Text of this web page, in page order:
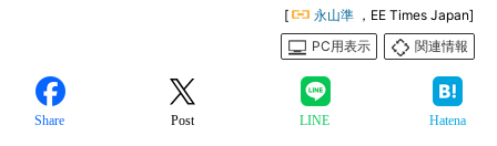
[ 永山準 ，EE Times Japan]
PC用表示
関連情報
Share Post LINE Hatena